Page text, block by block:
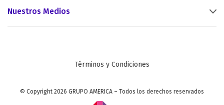
Nuestros Medios
Términos y Condiciones
© Copyright 2026 GRUPO AMERICA – Todos los derechos reservados